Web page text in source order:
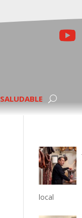
SALUDABLE
local